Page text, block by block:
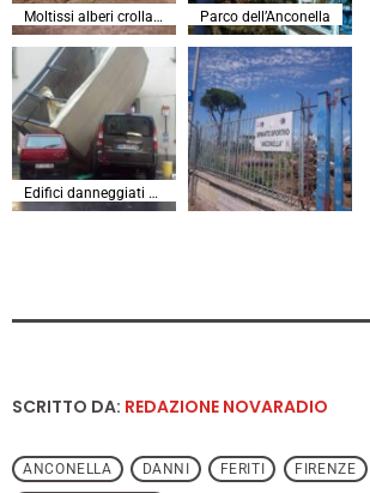
Moltissi alberi crollati all’Anconella Parco dell’Anconella
Edifici danneggiati dal vento
SCRITTO DA: REDAZIONE NOVARADIO
ANCONELLA DANNI FERITI FIRENZE